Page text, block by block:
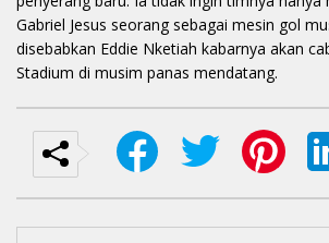
Gabriel Jesus seorang sebagai mesin gol
disebabkan Eddie Nketiah kabarnya akan
Stadium di musim panas mendatang.